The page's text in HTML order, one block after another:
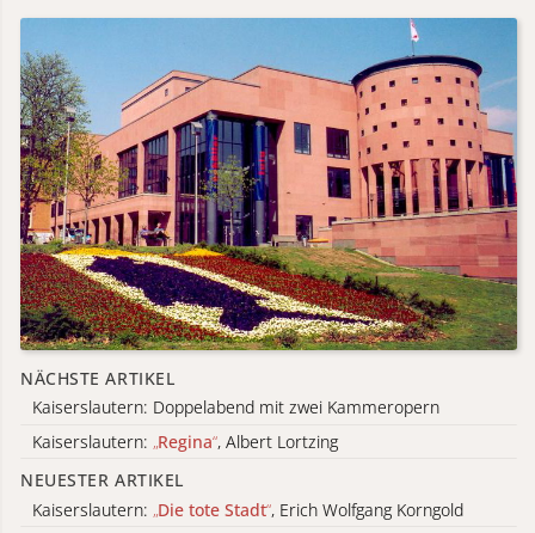
NÄCHSTE ARTIKEL
Kaiserslautern: Doppelabend mit zwei Kammeropern
Kaiserslautern: „Regina“, Albert Lortzing
NEUESTER ARTIKEL
Kaiserslautern: „Die tote Stadt“, Erich Wolfgang Korngold